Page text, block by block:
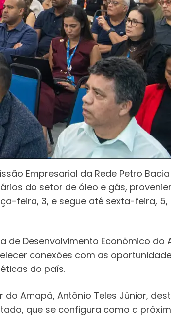
Empresarial da Rede Petro
do setor de óleo e gás,
feira, 3, e segue até sexta-feira,
de Desenvolvimento Econômico
conexões com as
do país.
Amapá, Antônio Teles Júnior,
que se configura como a